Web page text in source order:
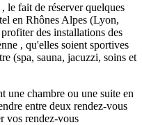
le fait de réserver quelques
en Rhônes Alpes (Lyon,
des installations des
, qu'elles soient sportives
(spa, sauna, jacuzzi, soins et
une chambre ou une suite en
entre deux rendez-vous
vos rendez-vous